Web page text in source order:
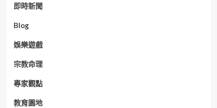
即時新聞
Blog
娛樂遊戲
宗教命理
專家觀點
教育園地